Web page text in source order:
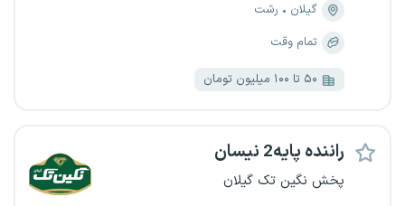
گیلان
رشت
تمام وقت
۵۰ تا ۱۰۰ میلیون تومان
راننده پایه2 نیسان
پخش نگین تک گیلان